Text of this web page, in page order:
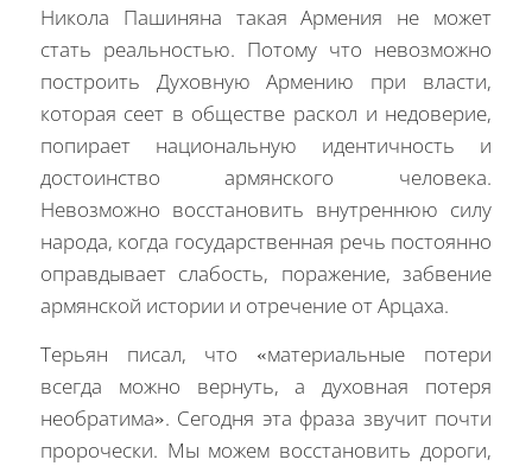
Никола Пашиняна такая Армения не может
стать реальностью. Потому что невозможно
построить Духовную Армению при власти,
которая сеет в обществе раскол и недоверие,
попирает национальную идентичность и
достоинство армянского человека.
Невозможно восстановить внутреннюю силу
народа, когда государственная речь постоянно
оправдывает слабость, поражение, забвение
армянской истории и отречение от Арцаха.
Терьян писал, что «материальные потери
всегда можно вернуть, а духовная потеря
необратима». Сегодня эта фраза звучит почти
пророчески. Мы можем восстановить дороги,